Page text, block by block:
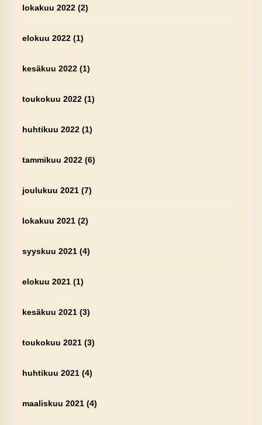
lokakuu 2022(2)
elokuu 2022(1)
kesäkuu 2022(1)
toukokuu 2022(1)
huhtikuu 2022(1)
tammikuu 2022(6)
joulukuu 2021(7)
lokakuu 2021(2)
syyskuu 2021(4)
elokuu 2021(1)
kesäkuu 2021(3)
toukokuu 2021(3)
huhtikuu 2021(4)
maaliskuu 2021(4)